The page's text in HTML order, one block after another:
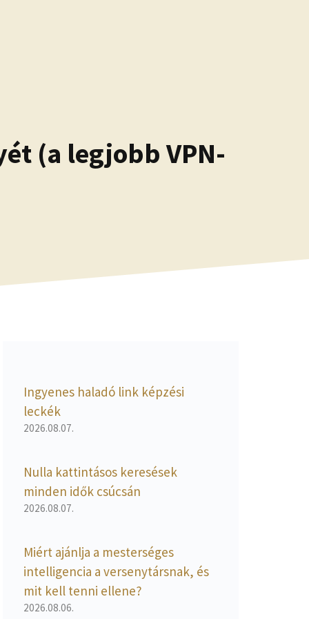
(a legjobb VPN-
Ingyenes haladó link képzési
leckék
2026.08.07.
Nulla kattintásos keresések
minden idők csúcsán
2026.08.07.
Miért ajánlja a mesterséges
intelligencia a versenytársnak, és
mit kell tenni ellene?
2026.08.06.